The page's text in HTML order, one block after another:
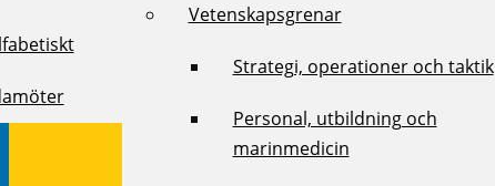
Vetenskapsgrenar
Strategi, operationer och taktik
Personal, utbildning och
marinmedicin